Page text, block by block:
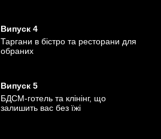
Випуск 4
Таргани в бістро та ресторани для
обраних
Випуск 5
БДСМ-готель та клінінг, що
залишить вас без їжі